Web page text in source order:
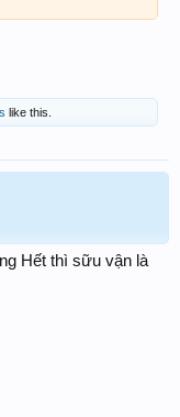
like this.
Hết thì sữu vận là